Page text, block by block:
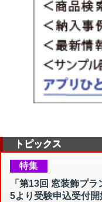
トピックス
特集
「第13回 窓装飾プ
5より受験申込受付開